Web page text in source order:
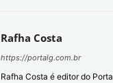
Rafha Costa
https://portalg.com.br
Rafha Costa é editor do